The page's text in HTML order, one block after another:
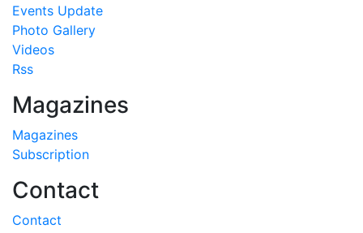
Events Update
Photo Gallery
Videos
Rss
Magazines
Magazines
Subscription
Contact
Contact